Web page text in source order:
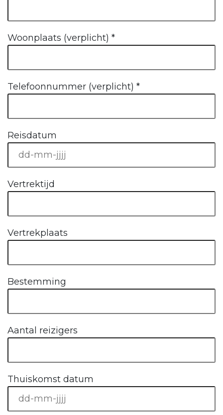
Woonplaats (verplicht) *
Telefoonnummer (verplicht) *
Reisdatum
Vertrektijd
Vertrekplaats
Bestemming
Aantal reizigers
Thuiskomst datum